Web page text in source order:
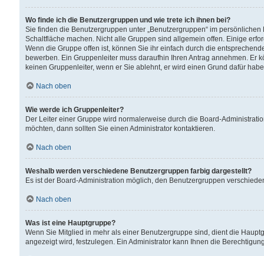
Wo finde ich die Benutzergruppen und wie trete ich ihnen bei?
Sie finden die Benutzergruppen unter „Benutzergruppen“ im
Schaltfläche machen. Nicht alle Gruppen sind allgemein offen. Einige
Wenn die Gruppe offen ist, können Sie ihr einfach durch die
bewerben. Ein Gruppenleiter muss daraufhin Ihren Antrag annehmen.
keinen Gruppenleiter, wenn er Sie ablehnt, er wird einen Grund dafür
Nach oben
Wie werde ich Gruppenleiter?
Der Leiter einer Gruppe wird normalerweise durch die Board-
möchten, dann sollten Sie einen Administrator kontaktieren.
Nach oben
Weshalb werden verschiedene Benutzergruppen farbig dargestellt?
Es ist der Board-Administration möglich, den Benutzergruppen
Nach oben
Was ist eine Hauptgruppe?
Wenn Sie Mitglied in mehr als einer Benutzergruppe sind, dient die
angezeigt wird, festzulegen. Ein Administrator kann Ihnen die